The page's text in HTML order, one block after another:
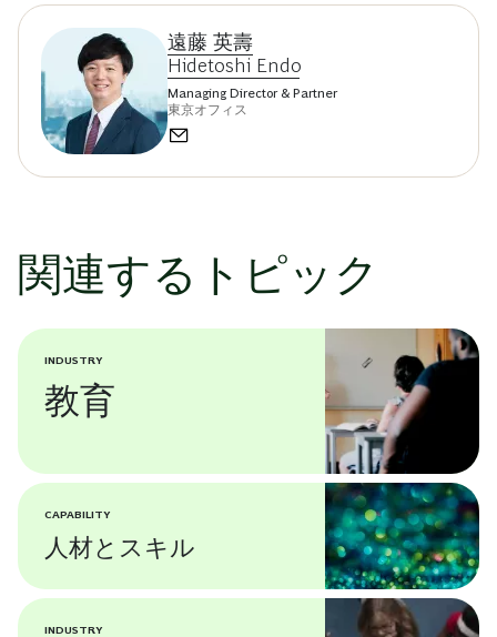
遠藤 英壽
Hidetoshi Endo
Managing Director & Partner
東京オフィス
関連するトピック
INDUSTRY
教育
CAPABILITY
人材とスキル
INDUSTRY